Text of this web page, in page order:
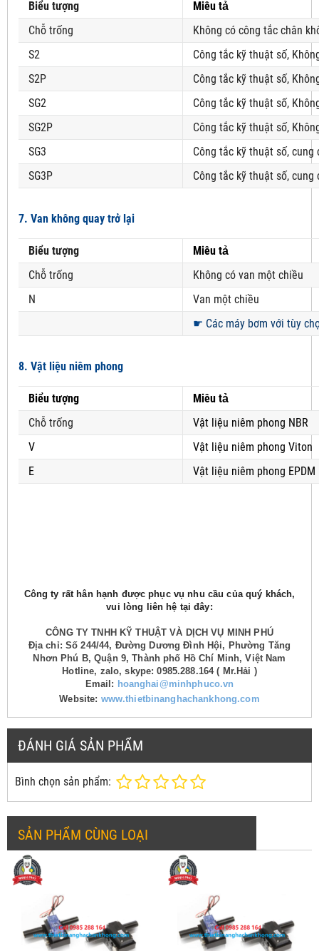
Biểu tượng
Miêu tả
Chỗ trống
Không có công tắc chân
S2
Công tắc kỹ thuật số,
S2P
Công tắc kỹ thuật số,
SG2
Công tắc kỹ thuật số,
SG2P
Công tắc kỹ thuật số,
SG3
Công tắc kỹ thuật số, cung
SG3P
Công tắc kỹ thuật số, cung
7. Van không quay trở lại
Biểu tượng
Miêu tả
Chỗ trống
Không có van một chiều
N
Van một chiều
☛ Các máy bơm với tùy
8. Vật liệu niêm phong
Biểu tượng
Miêu tả
Chỗ trống
Vật liệu niêm phong NBR
V
Vật liệu niêm phong Viton
E
Vật liệu niêm phong EPDM
Công ty rất hân hạnh được phục vụ nhu cầu của quý khách,
vui lòng liên hệ tại đây:
CÔNG TY TNHH KỸ THUẬT VÀ DỊCH VỤ MINH PHÚ
Địa chỉ: Số 244/44, Đường Dương Đình Hội, Phường Tăng
Nhơn Phú B, Quận 9, Thành phố Hồ Chí Minh, Việt Nam
Hotline, zalo, skype: 0985.288.164 ( Mr.Hải )
Email: hoanghai@minhphuco.vn
Website: www.thietbinanghachankhong.com
ĐÁNH GIÁ SẢN PHẨM
Bình chọn sản phẩm:
SẢN PHẨM CÙNG LOẠI